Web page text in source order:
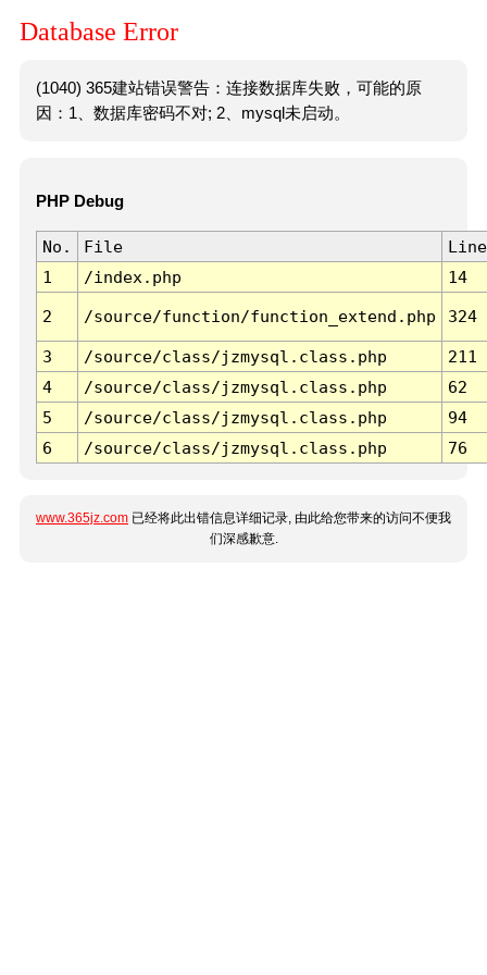
Database Error
(1040) 365建站错误警告：连接数据库失败，可能的原
因：1、数据库密码不对; 2、mysql未启动。
PHP Debug
No. File
Line
1
/index.php 14
2 /source/function/function_extend.php 324
3 /source/class/jzmysql.class.php
211
4
/source/class/jzmysql.class.php
62
5
/source/class/jzmysql.class.php
94
6
/source/class/jzmysql.class.php 76
www.365jz.com 已经将此出错信息详细记录, 由此给您带来的访问不便我
们深感歉意.